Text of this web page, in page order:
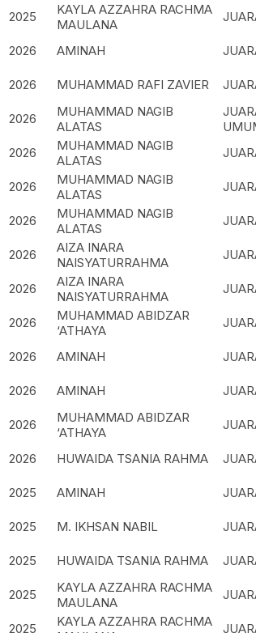
2025
KAYLA AZZAHRA RACHMA
MAULANA
2026 AMINAH
2026
MUHAMMAD RAFI ZAVIER
2026
MUHAMMAD NAGIB
ALATAS
2026
MUHAMMAD NAGIB
ALATAS
2026
MUHAMMAD NAGIB
ALATAS
2026
MUHAMMAD NAGIB
ALATAS
2026
AIZA INARA
NAISYATURRAHMA
2026
AIZA INARA
NAISYATURRAHMA
2026
MUHAMMAD ABIDZAR
‘ATHAYA
2026
AMINAH
2026
AMINAH
2026
MUHAMMAD ABIDZAR
‘ATHAYA
2026
HUWAIDA TSANIA RAHMA
2025
AMINAH
2025
M. IKHSAN NABIL
2025
HUWAIDA TSANIA RAHMA
2025
KAYLA AZZAHRA RACHMA
MAULANA
2025
KAYLA AZZAHRA RACHMA